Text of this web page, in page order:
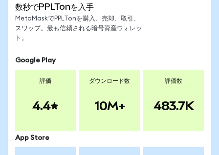
数秒でPPLTonを入手
MetaMaskでPPLTonを購入、売却、取引、
スワップ。最も信頼される暗号資産ウォレッ
ト。
Google Play
評価
4.4
ダウンロード数
10M+
評価数
483.7K
App Store